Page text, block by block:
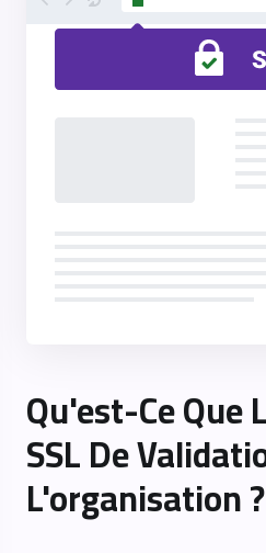
Qu'est-Ce Que
SSL De
L'organisation ?